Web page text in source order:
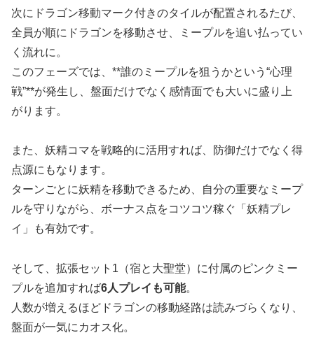
次にドラゴン移動マーク付きのタイルが配置されるたび、
全員が順にドラゴンを移動させ、ミープルを追い払ってい
く流れに。
このフェーズでは、**誰のミープルを狙うかという“心理
戦”**が発生し、盤面だけでなく感情面でも大いに盛り上
がります。
また、妖精コマを戦略的に活用すれば、防御だけでなく得
点源にもなります。
ターンごとに妖精を移動できるため、自分の重要なミープ
ルを守りながら、ボーナス点をコツコツ稼ぐ「妖精プレ
イ」も有効です。
そして、拡張セット1（宿と大聖堂）に付属のピンクミー
プルを追加すれば6人プレイも可能。
人数が増えるほどドラゴンの移動経路は読みづらくなり、
盤面が一気にカオス化。